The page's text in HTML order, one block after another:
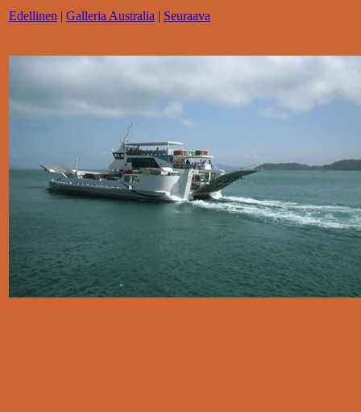
Edellinen | Galleria Australia | Seuraava